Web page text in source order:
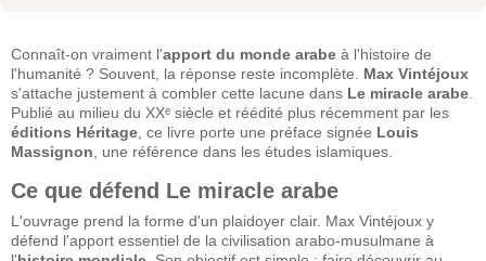
Connaît-on vraiment l'apport du monde arabe à l'histoire de
l'humanité ? Souvent, la réponse reste incomplète. Max Vintéjoux
s'attache justement à combler cette lacune dans Le miracle arabe
Publié au milieu du XXᵉ siècle et réédité plus récemment par les
éditions Héritage , ce livre porte une préface signée Louis
Massignon , une référence dans les études islamiques.
Ce que défend Le miracle arabe
L'ouvrage prend la forme d'un plaidoyer clair. Max Vintéjoux y
défend l'apport essentiel de la civilisation arabo-musulmane à